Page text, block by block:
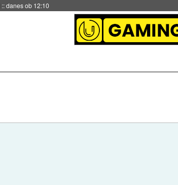
::danes ob 12:10